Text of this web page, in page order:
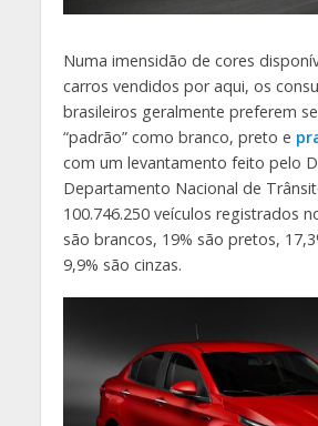
Numa imensidão de cores
carros vendidos por aqui, os
brasileiros geralmente preferem
“padrão” como branco, preto e
com um levantamento feito pelo
Departamento Nacional de
100.746.250 veículos registrados
são brancos, 19% são pretos,
9,9% são cinzas.